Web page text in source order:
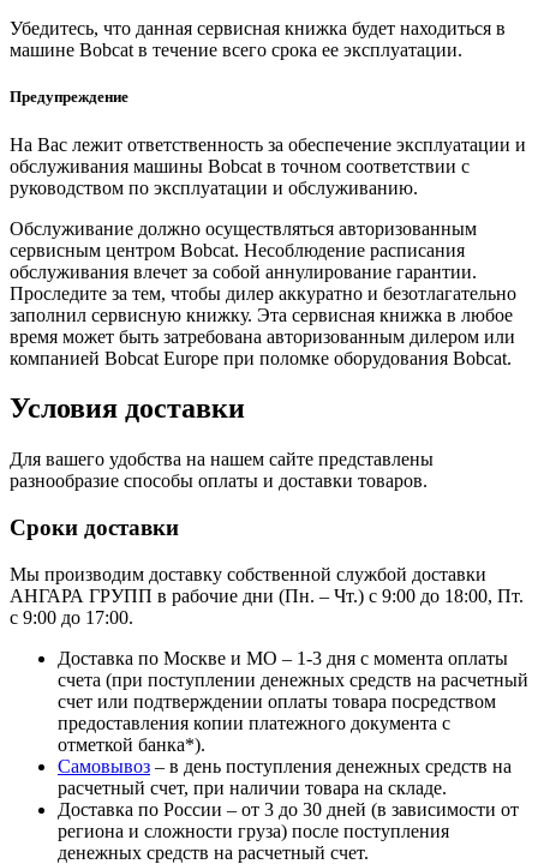
Убедитесь, что данная сервисная книжка будет находиться в
машине Bobcat в течение всего срока ее эксплуатации.
Предупреждение
На Вас лежит ответственность за обеспечение эксплуатации и
обслуживания машины Bobcat в точном соответствии с
руководством по эксплуатации и обслуживанию.
Обслуживание должно осуществляться авторизованным
сервисным центром Bobcat. Несоблюдение расписания
обслуживания влечет за собой аннулирование гарантии.
Проследите за тем, чтобы дилер аккуратно и безотлагательно
заполнил сервисную книжку. Эта сервисная книжка в любое
время может быть затребована авторизованным дилером или
компанией Bobcat Europe при поломке оборудования Bobcat.
Условия доставки
Для вашего удобства на нашем сайте представлены
разнообразие способы оплаты и доставки товаров.
Сроки доставки
Мы производим доставку собственной службой доставки
АНГАРА ГРУПП в рабочие дни (Пн. – Чт.) с 9:00 до 18:00, Пт.
с 9:00 до 17:00.
Доставка по Москве и МО – 1-3 дня с момента оплаты
счета (при поступлении денежных средств на расчетный
счет или подтверждении оплаты товара посредством
предоставления копии платежного документа с
отметкой банка*).
Самовывоз – в день поступления денежных средств на
расчетный счет, при наличии товара на складе.
Доставка по России – от 3 до 30 дней (в зависимости от
региона и сложности груза) после поступления
денежных средств на расчетный счет.